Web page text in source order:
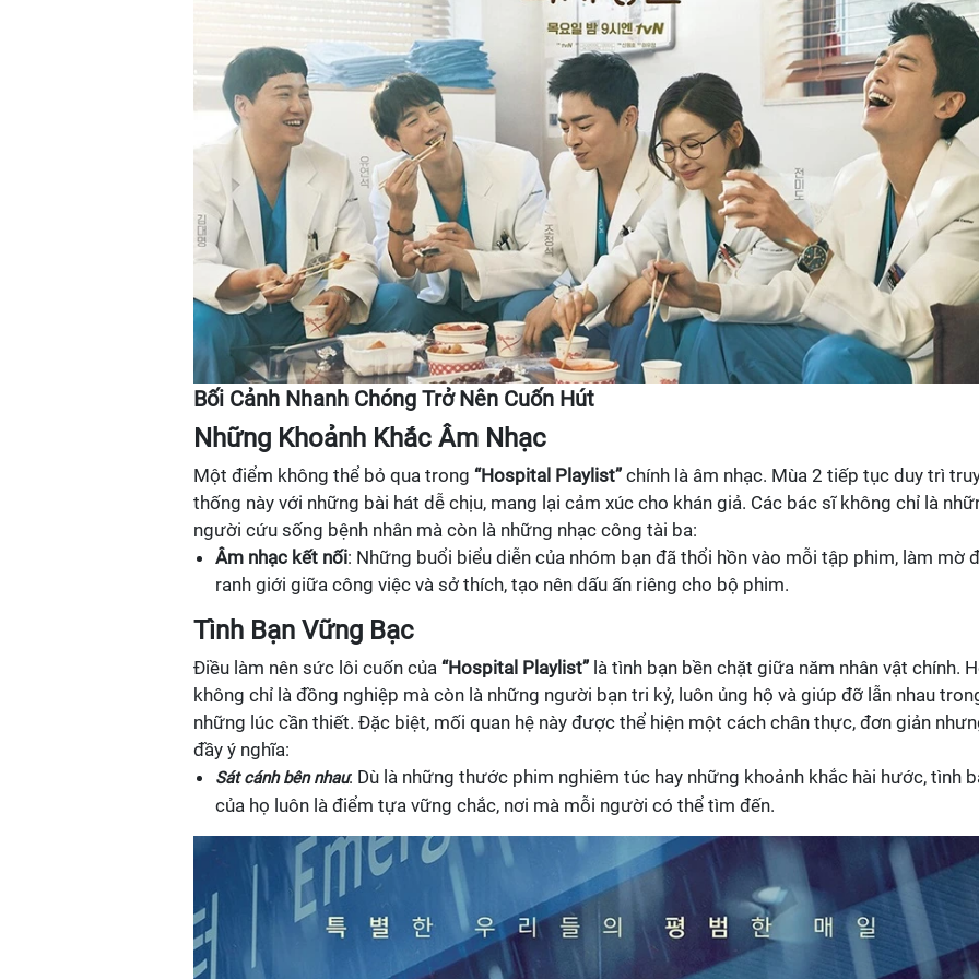
Bối Cảnh Nhanh Chóng Trở Nên Cuốn Hút
Những Khoảnh Khắc Âm Nhạc
Một điểm không thể bỏ qua trong “Hospital Playlist” chính là âm nhạc. Mùa 2 tiếp tục duy trì
thống này với những bài hát dễ chịu, mang lại cảm xúc cho khán giả. Các bác sĩ không chỉ là
người cứu sống bệnh nhân mà còn là những nhạc công tài ba:
Âm nhạc kết nối: Những buổi biểu diễn của nhóm bạn đã thổi hồn vào mỗi tập phim, làm mờ
ranh giới giữa công việc và sở thích, tạo nên dấu ấn riêng cho bộ phim.
Tình Bạn Vững Bạc
Điều làm nên sức lôi cuốn của “Hospital Playlist” là tình bạn bền chặt giữa năm nhân vật chính.
không chỉ là đồng nghiệp mà còn là những người bạn tri kỷ, luôn ủng hộ và giúp đỡ lẫn nhau
những lúc cần thiết. Đặc biệt, mối quan hệ này được thể hiện một cách chân thực, đơn giản
đầy ý nghĩa:
Sát cánh bên nhau: Dù là những thước phim nghiêm túc hay những khoảnh khắc hài hước, tình
của họ luôn là điểm tựa vững chắc, nơi mà mỗi người có thể tìm đến.